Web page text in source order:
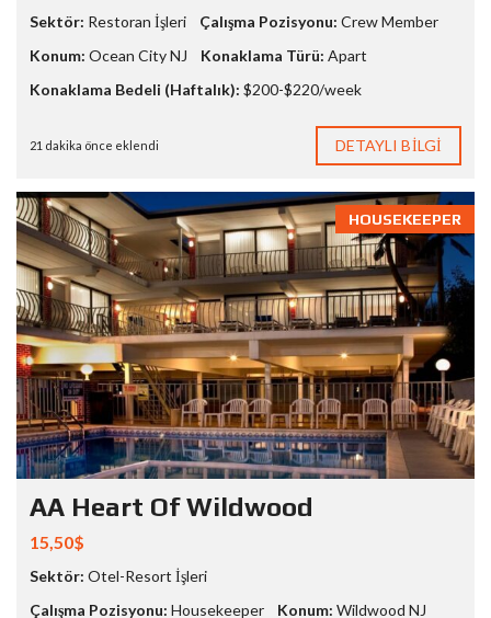
Sektör: Restoran İşleri Çalışma Pozisyonu: Crew Member
Konum: Ocean City NJ Konaklama Türü: Apart
Konaklama Bedeli (Haftalık): $200-$220/week
21 dakika önce eklendi DETAYLI BILGI
HOUSEKEEPER
AA Heart Of Wildwood
15,50$
Sektör: Otel-Resort İşleri
Çalışma Pozisyonu: Housekeeper Konum: Wildwood NJ